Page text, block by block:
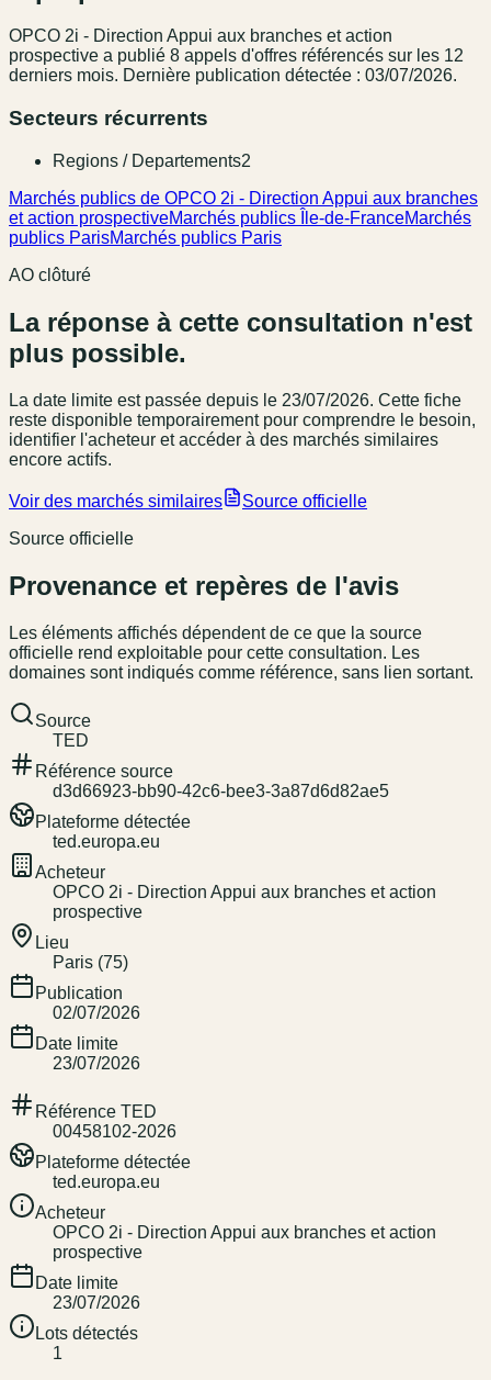
OPCO 2i - Direction Appui aux branches et action
prospective a publié 8 appel s d'offres référencés sur les 12
derniers mois. Dernière publication détectée : 03/07/2026.
Secteurs récurrents
Regions / Departements2
Marchés publics de OPCO 2i - Direction Appui aux branches
et action prospectiveMarchés publics Île-de-FranceMarchés
publics ParisMarchés publics Paris
AO clôturé
La réponse à cette consultation n'est
plus possible.
La date limite est passée depuis le 23/07/2026. Cette fiche
reste disponible temporairement pour comprendre le besoin,
identifier l'acheteur et accéder à des marchés similaires
encore actifs.
Voir des marchés similaires
Source officielle
Source officielle
Provenance et repères de l'avis
Les éléments affichés dépendent de ce que la source
officielle rend exploitable pour cette consultation. Les
domaines sont indiqués comme référence, sans lien sortant.
Source
TED
Référence source
d3d66923-bb90-42c6-bee3-3a87d6d82ae5
Plateforme détectée
ted.europa.eu
Acheteur
OPCO 2i - Direction Appui aux branches et action
prospective
Lieu
Paris (75)
Publication
02/07/2026
Date limite
23/07/2026
Référence TED
00458102-2026
Plateforme détectée
ted.europa.eu
Acheteur
OPCO 2i - Direction Appui aux branches et action
prospective
Date limite
23/07/2026
Lots détectés
1